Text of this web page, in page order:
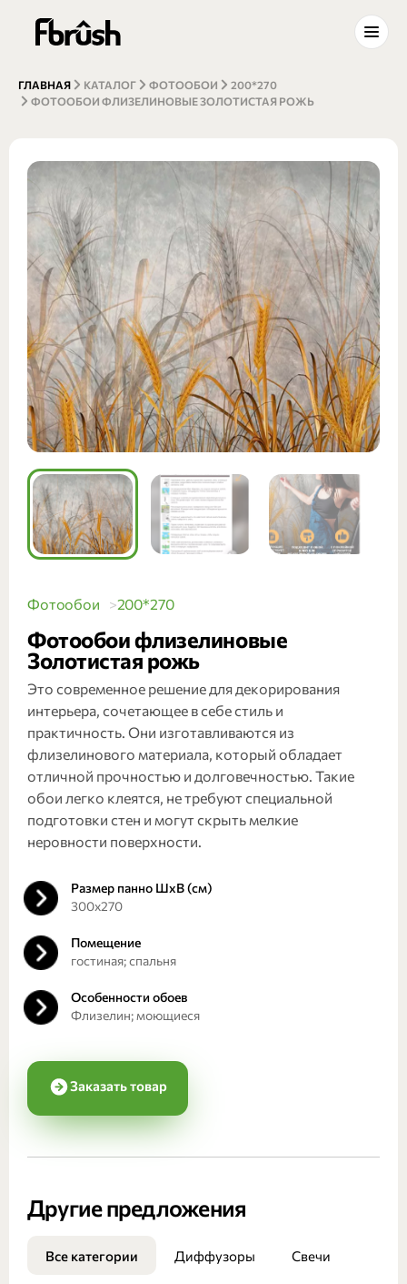
ГЛАВНАЯ КАТАЛОГ ФОТООБОИ
200*270
ФОТООБОИ ФЛИЗЕЛИНОВЫЕ ЗОЛОТИСТАЯ РОЖЬ
Фотообои 200*270
Фотообои флизелиновые
Золотистая рожь
Это современное решение для декорирования
интерьера, сочетающее в себе стиль и
практичность. Они изготавливаются из
флизелинового материала, который обладает
отличной прочностью и долговечностью. Такие
обои легко клеятся, не требуют специальной
подготовки стен и могут скрыть мелкие
неровности поверхности.
Размер панно ШхВ (см)
300х270
Помещение
гостиная; спальня
Особенности обоев
Флизелин; моющиеся
Заказать товар
Другие предложения
Все категории Диффузоры Свечи